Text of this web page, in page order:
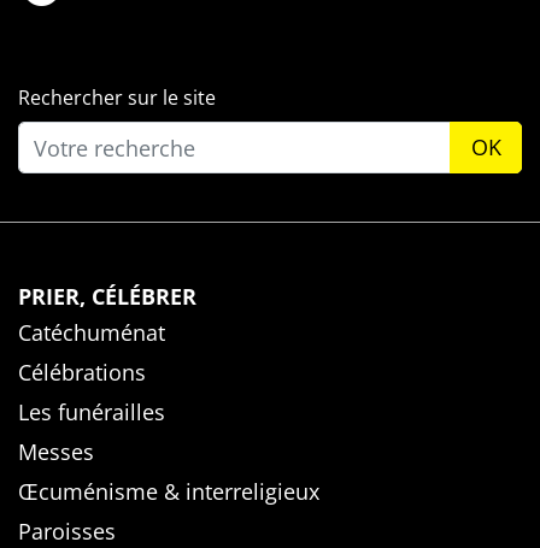
Rechercher sur le site
OK
PRIER, CÉLÉBRER
Catéchuménat
Célébrations
Les funérailles
Messes
Œcuménisme & interreligieux
Paroisses